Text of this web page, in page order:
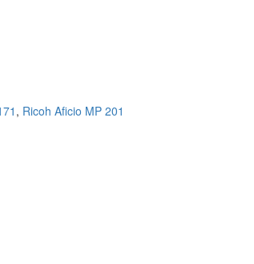
, Ricoh Aficio MP 201